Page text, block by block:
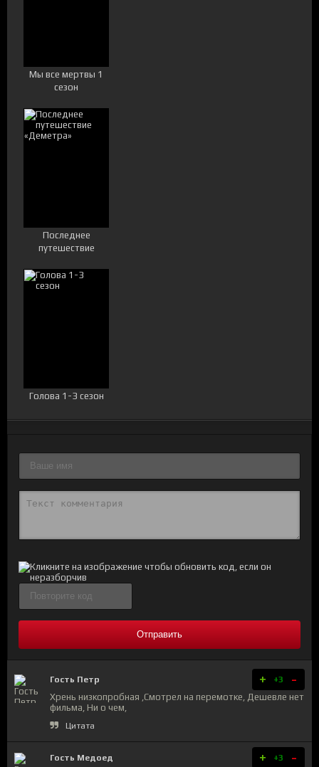
Мы все мертвы 1
сезон
Последнее
путешествие
Голова 1-3 сезон
Отправить
Гость Петр + +3 -
Хрень низкопробная ,Смотрел на перемотке, Дешевле нет
фильма, Ни о чем,
Цитата
Гость Медоед + +3 -